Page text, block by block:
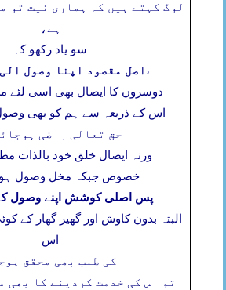
لوگ کہتے ہیں کہ ہماری نیت تو
ہے،
سو یاد رکھو کہ
اصل مقصود اپنا وصول ،
دوسروں کا ایصال بھی اسی لئے
اس کے ذریعہ سے ہم کو بھی
حق تعالی راضی
ورنہ ایصال خلق خود بالذات
خصوص جبکہ مخل وصول
پس اصلی کوشش اپنے وصول کے
البتہ بدون کاوش اور گھیر گھار کے
اس
کی طلب بھی محقق
تو اس کی خدمت کردینے کا بھی